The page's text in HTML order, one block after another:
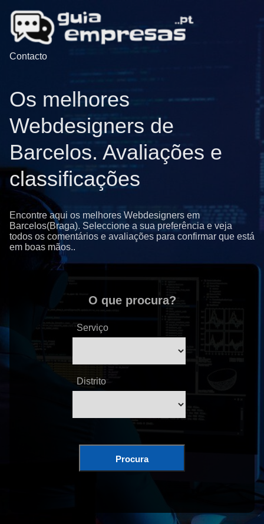
Contacto
Os melhores
Webdesigners de
Barcelos. Avaliações e
classificações
Encontre aqui os melhores Webdesigners em
Barcelos(Braga). Seleccione a sua preferência e veja
todos os comentários e avaliações para confirmar que está
em boas mãos..
O que procura?
Serviço
Distrito
Procura